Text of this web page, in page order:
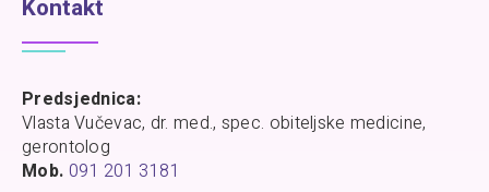
Kontakt
Predsjednica:
Vlasta Vučevac, dr. med., spec. obiteljske medicine,
gerontolog
Mob. 091 201 3181